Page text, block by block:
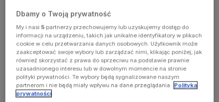
has
occurred
(see the
browser
Dbamy o Twoją prywatność
My i nasi5 partnerzy przechowujemy lub uzyskujemy dostęp do
informacji na urządzeniu, takich jak unikalne identyfikatory w plikach
cookie w celu przetwarzania danych osobowych. Użytkownik może
zaakceptować swoje wybory lub zarządzać nimi, klikając poniżej, jak
również skorzystać z prawa do sprzeciwu na podstawie prawnie
uzasadnionego interesu lub w dowolnym momencie na stronie
polityki prywatności. Te wybory będą sygnalizowane naszym
partnerom i nie będą miały wpływu na dane przeglądania. Polityka
prywatności